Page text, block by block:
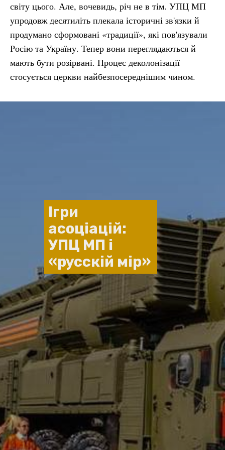
світу цього. Але, вочевидь, річ не в тім. УПЦ МП
упродовж десятиліть плекала історичні зв'язки й
продумано сформовані «традиції», які пов'язували
Росію та Україну. Тепер вони переглядаються й
мають бути розірвані. Процес деколонізації
стосується церкви найбезпосереднішим чином.
Ігри
асоціацій:
УПЦ МП і
«русскій мір»